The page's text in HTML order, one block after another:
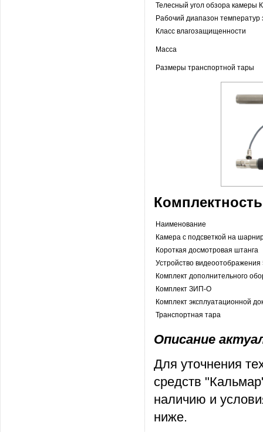
Телесный угол обзора камеры
Рабочий диапазон температур
Класс влагозащищенности
Масса
Размеры транспортной тары
Комплектность
Наименование
Камера с подсветкой на
Короткая досмотровая штанга
Устройство видеоотображения
Комплект дополнительного
Комплект ЗИП-О
Комплект эксплуатационной
Транспортная тара
Описание
Для уточнения
средств
наличию и
ниже.